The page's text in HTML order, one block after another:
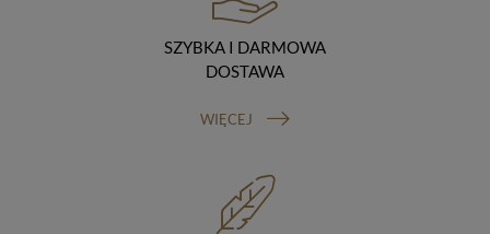
Okres przechowywania danych
udzielonej przez Ciebie zgody.
otrzymania ich kopii, prawo do sprostowania
abyśmy przetwarzali Twoje dane, możesz zażądać,
abyśmy je usunęli), prawo do ograniczenia
przetwarzania danych (możesz zażądać, abyśmy
SZYBKA I DARMOWA
DOSTAWA
WIĘCEJ